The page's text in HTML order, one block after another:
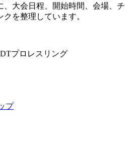
、大会日程、開始時間、会場、チ
を整理しています。
プロレスリング
プ